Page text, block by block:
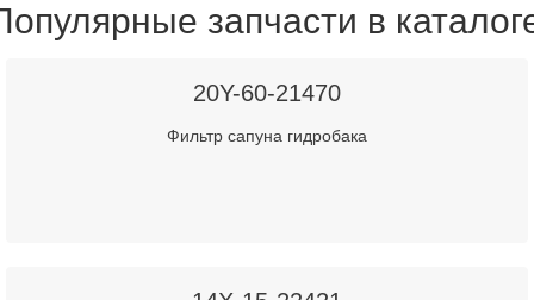
запчасти в
20Y-60-21470
Фильтр сапуна гидробака